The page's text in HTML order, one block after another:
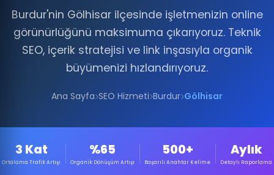
Burdur'nin Gölhisar ilçesinde işletmenizin online
görünürlüğünü maksimuma çıkarıyoruz. Teknik
SEO, içerik stratejisi ve link inşasıyla organik
büyümenizi hızlandırıyoruz.
Ana Sayfa SEO Hizmeti Burdur Gölhisar
3 Kat
Ortalama Trafik Artışı
%65
Organik Dönüşüm Artışı
500+
Başarılı Anahtar Kelime
Aylık
Detaylı Raporlama